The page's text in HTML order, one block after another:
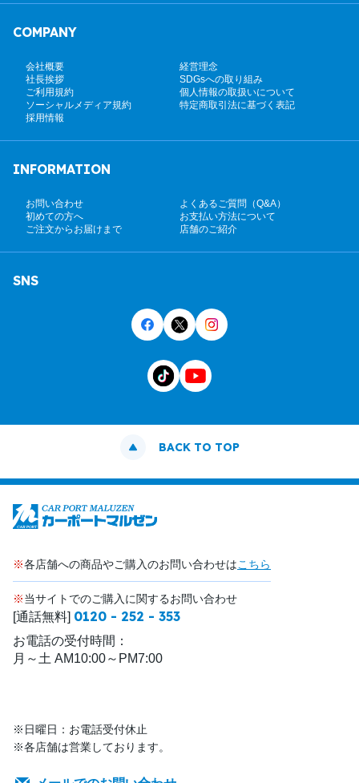
COMPANY
会社概要
経営理念
社長挨拶
SDGsへの取り組み
ご利用規約
個人情報の取扱いについて
ソーシャルメディア規約
特定商取引法に基づく表記
採用情報
INFORMATION
お問い合わせ
よくあるご質問（Q&A）
初めての方へ
お支払い方法について
ご注文からお届けまで
店舗のご紹介
SNS
BACK TO TOP
※各店舗への商品やご購入のお問い合わせはこちら
※当サイトでのご購入に関するお問い合わせ
[通話無料] 0120 - 252 - 353
お電話の受付時間：
月～土 AM10:00～PM7:00
※日曜日：お電話受付休止
※各店舗は営業しております。